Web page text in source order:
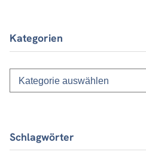
Kategorien
Kategorien
Schlagwörter